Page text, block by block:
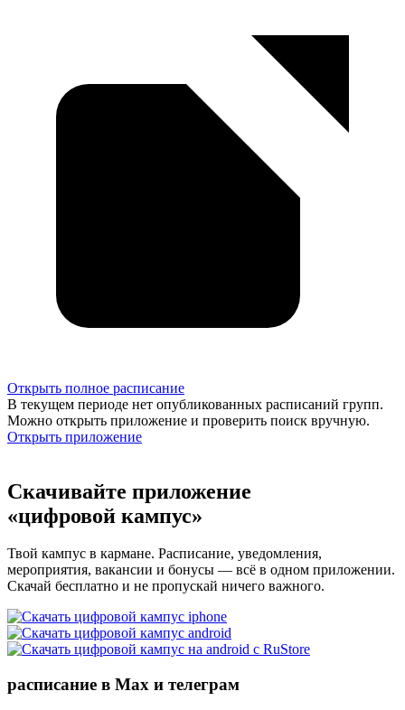
Открыть полное расписание
В текущем периоде нет опубликованных расписаний групп.
Можно открыть приложение и проверить поиск вручную.
Открыть приложение
Скачивайте приложение
«цифровой кампус»
Твой кампус в кармане. Расписание, уведомления,
мероприятия, вакансии и бонусы — всё в одном приложении.
Скачай бесплатно и не пропускай ничего важного.
расписание в Max и телеграм